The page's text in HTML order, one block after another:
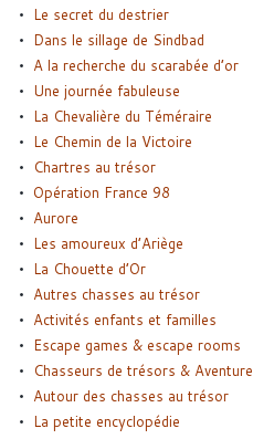
Le secret du destrier
Dans le sillage de Sindbad
A la recherche du scarabée d’or
Une journée fabuleuse
La Chevalière du Téméraire
Le Chemin de la Victoire
Chartres au trésor
Opération France 98
Aurore
Les amoureux d’Ariège
La Chouette d’Or
Autres chasses au trésor
Activités enfants et familles
Escape games & escape rooms
Chasseurs de trésors & Aventure
Autour des chasses au trésor
La petite encyclopédie